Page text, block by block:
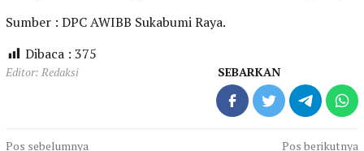
Sumber : DPC AWIBB Sukabumi Raya.
Dibaca : 375
Editor: Redaksi SEBARKAN
Pos sebelumnya
Pos berikutnya